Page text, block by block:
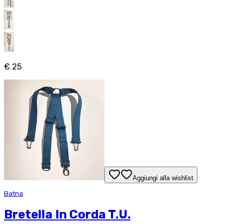
€ 25
Aggiungi alla wishlist
Batna
Bretella In Corda T.U.